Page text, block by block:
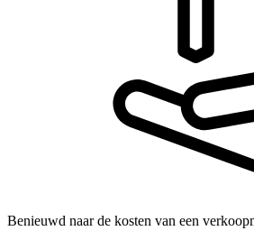
Benieuwd naar de kosten van een